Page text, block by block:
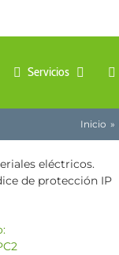
Servicios
Inicio
eléctricos.
de protección IP